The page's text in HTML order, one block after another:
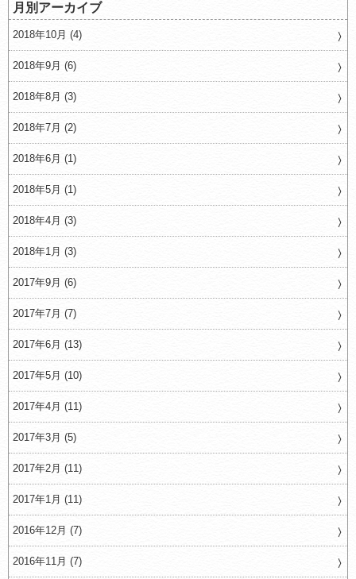
月別アーカイブ
2018年10月 (4)
2018年9月 (6)
2018年8月 (3)
2018年7月 (2)
2018年6月 (1)
2018年5月 (1)
2018年4月 (3)
2018年1月 (3)
2017年9月 (6)
2017年7月 (7)
2017年6月 (13)
2017年5月 (10)
2017年4月 (11)
2017年3月 (5)
2017年2月 (11)
2017年1月 (11)
2016年12月 (7)
2016年11月 (7)